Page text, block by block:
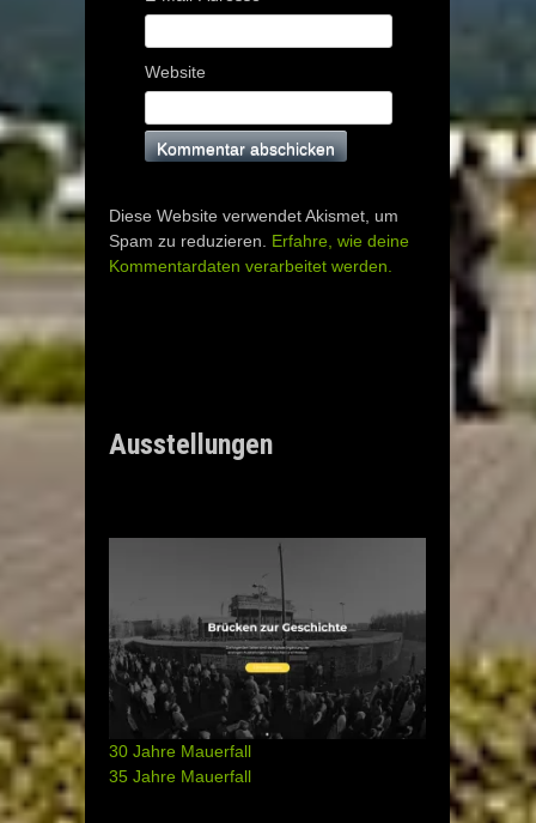
Website
Diese Website verwendet Akismet, um
Spam zu reduzieren. Erfahre, wie deine
Kommentardaten verarbeitet werden.
Ausstellungen
30 Jahre Mauerfall
35 Jahre Mauerfall